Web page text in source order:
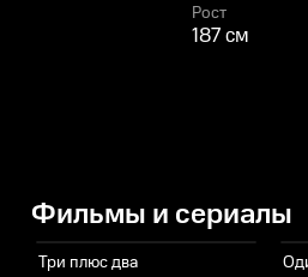
Рост
187 см
Фильмы и сериалы
Три плюс два